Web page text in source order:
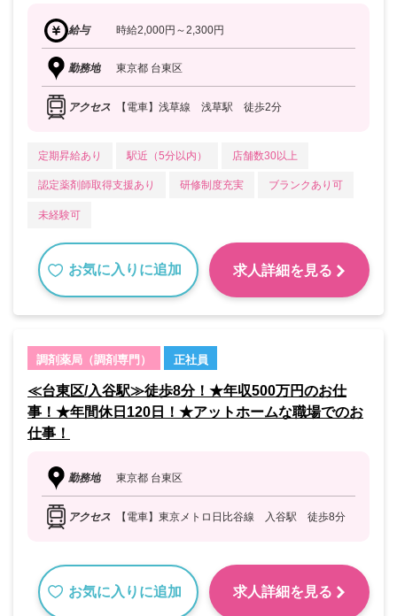
給与 時給2,000円～2,300円
勤務地 東京都 台東区
アクセス 【電車】浅草線 浅草駅 徒歩2分
定期昇給あり 駅近（5分以内） 店舗数30以上
認定薬剤師取得支援あり 研修制度充実 ブランクあり可
未経験可
お気に入りに追加 求人詳細を見る
調剤薬局（調剤専門） 正社員
≪台東区/入谷駅≫徒歩8分！★年収500万円のお仕
事！★年間休日120日！★アットホームな職場でのお
仕事！
勤務地 東京都 台東区
アクセス 【電車】東京メトロ日比谷線 入谷駅 徒歩8分
お気に入りに追加 求人詳細を見る